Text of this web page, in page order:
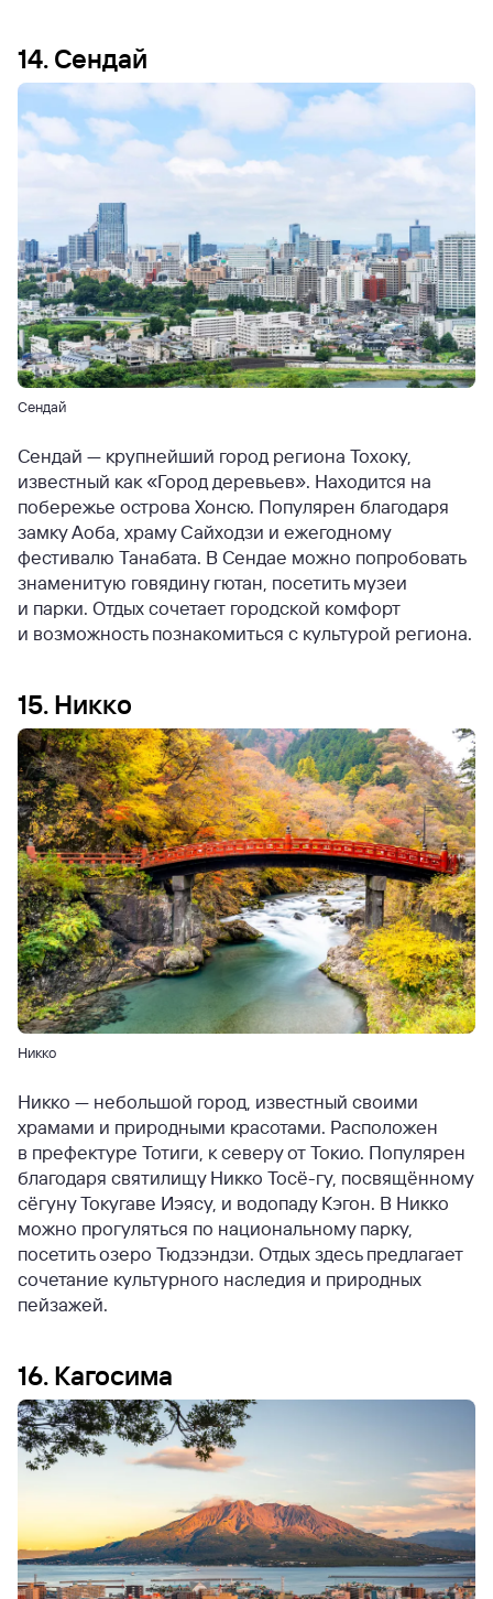
14. Сендай
Сендай
Сендай — крупнейший город региона Тохоку,
известный как «Город деревьев». Находится на
побережье острова Хонсю. Популярен благодаря
замку Аоба, храму Сайходзи и ежегодному
фестивалю Танабата. В Сендае можно попробовать
знаменитую говядину гютан, посетить музеи
и парки. Отдых сочетает городской комфорт
и возможность познакомиться с культурой региона.
15. Никко
Никко
Никко — небольшой город, известный своими
храмами и природными красотами. Расположен
в префектуре Тотиги, к северу от Токио. Популярен
благодаря святилищу Никко Тосё-гу, посвящённому
сёгуну Токугаве Иэясу, и водопаду Кэгон. В Никко
можно прогуляться по национальному парку,
посетить озеро Тюдзэндзи. Отдых здесь предлагает
сочетание культурного наследия и природных
пейзажей.
16. Кагосима